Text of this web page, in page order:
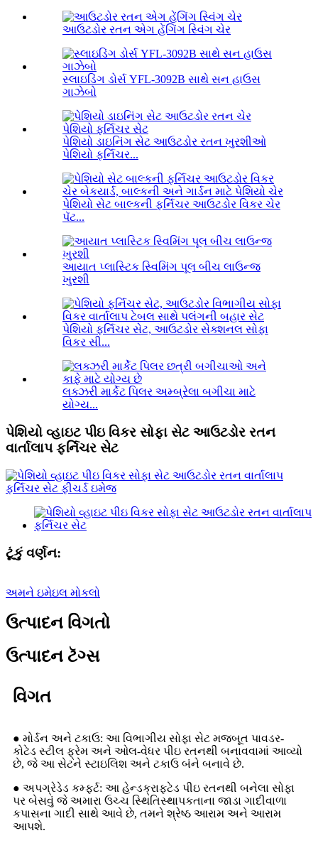
આઉટડોર રતન એગ હેંગિંગ સ્વિંગ ચેર
સ્લાઇડિંગ ડોર્સ YFL-3092B સાથે સન હાઉસ
ગાઝેબો
પેશિયો ડાઇનિંગ સેટ આઉટડોર રતન ખુરશીઓ
પેશિયો ફર્નિચર...
પેશિયો સેટ બાલ્કની ફર્નિચર આઉટડોર વિકર ચેર
પૅટ...
આયાત પ્લાસ્ટિક સ્વિમિંગ પૂલ બીચ લાઉન્જ
ખુરશી
પેશિયો ફર્નિચર સેટ, આઉટડોર સેક્શનલ સોફા
વિકર સી...
લક્ઝરી માર્કેટ પિલર અમ્બ્રેલા બગીચા માટે
યોગ્ય...
પેશિયો વ્હાઇટ પીઇ વિકર સોફા સેટ આઉટડોર રતન
વાર્તાલાપ ફર્નિચર સેટ
ટૂંકું વર્ણન:
અમને ઇમેઇલ મોકલો
ઉત્પાદન વિગતો
ઉત્પાદન ટૅગ્સ
વિગત
● મોર્ડન અને ટકાઉ: આ વિભાગીય સોફા સેટ મજબૂત પાવડર-
કોટેડ સ્ટીલ ફ્રેમ અને ઓલ-વેધર પીઇ રતનથી બનાવવામાં આવ્યો
છે, જે આ સેટને સ્ટાઇલિશ અને ટકાઉ બંને બનાવે છે.
● અપગ્રેડેડ કમ્ફર્ટ: આ હેન્ડક્રાફ્ટેડ પીઇ રતનથી બનેલા સોફા
પર બેસવું જે અમારા ઉચ્ચ સ્થિતિસ્થાપકતાના જાડા ગાદીવાળા
કપાસના ગાદી સાથે આવે છે, તમને શ્રેષ્ઠ આરામ અને આરામ
આપશે.